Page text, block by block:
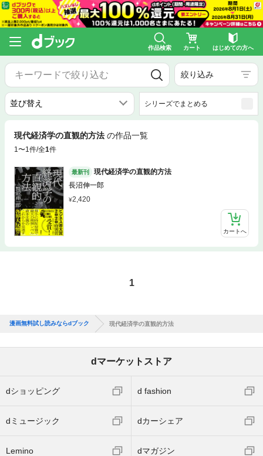
作品検索 カート はじめての方へ
絞り込み
シリーズでまとめる
現代経済学の直観的方法 の作品一覧
1〜1件/全1件
最新刊
現代経済学の直観的方法
長沼伸一郎
2,420
カートへ
1
漫画無料試し読みならdブック 現代経済学の直観的方法
dマーケットストア
dショッピング d fashion
dミュージック dカーシェア
Lemino dマガジン